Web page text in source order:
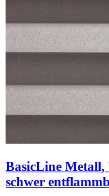
BasicLine
schwer